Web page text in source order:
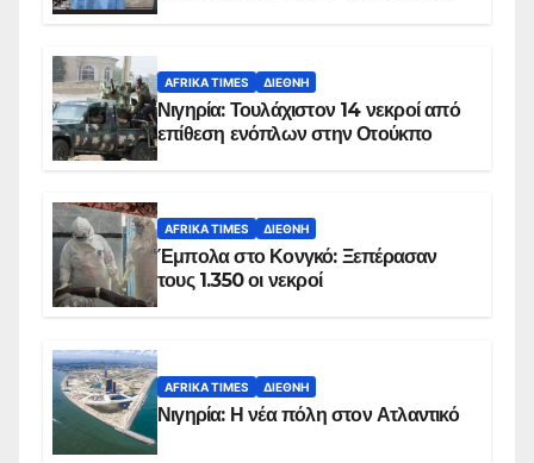
AFRIKA TIMES ΔΙΕΘΝΉ
Νιγηρία: Τουλάχιστον 14 νεκροί από
επίθεση ενόπλων στην Οτούκπο
AFRIKA TIMES ΔΙΕΘΝΉ
Έμπολα στο Κονγκό: Ξεπέρασαν
τους 1.350 οι νεκροί
AFRIKA TIMES ΔΙΕΘΝΉ
Νιγηρία: Η νέα πόλη στον Ατλαντικό